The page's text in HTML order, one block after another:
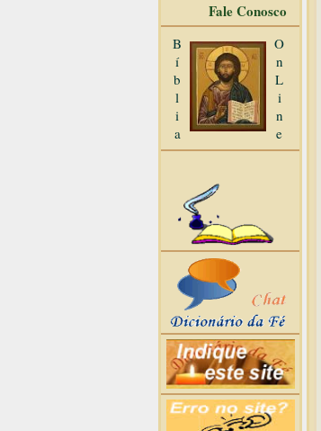
Fale Conosco
B
í
b
l
i
a
O
n
L
i
n
e